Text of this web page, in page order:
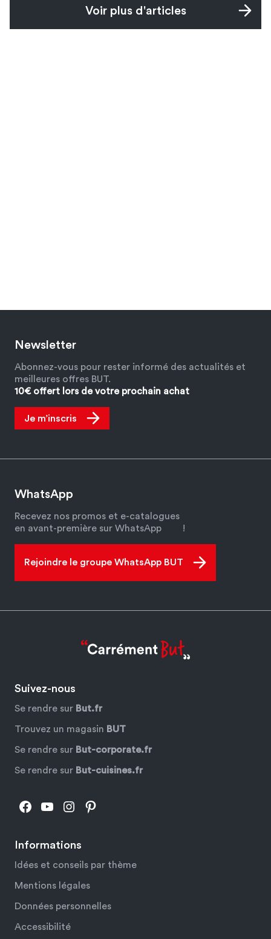
Voir plus d'articles
Newsletter
Abonnez-vous pour rester informé des actualités et
meilleures offres BUT.
10€ offert lors de votre prochain achat
Je m’inscris
WhatsApp
Recevez nos promos et e-catalogues
en avant-première sur WhatsApp
!
Rejoindre le groupe WhatsApp BUT
Informations
Idées et conseils par thème
Mentions légales
Données personnelles
Accessibilité
Suivez-nous
Se rendre sur But.fr
Trouvez un magasin BUT
Se rendre sur But-corporate.fr
Se rendre sur But-cuisines.fr
Facebook
YouTube
Instagram
Pinterest